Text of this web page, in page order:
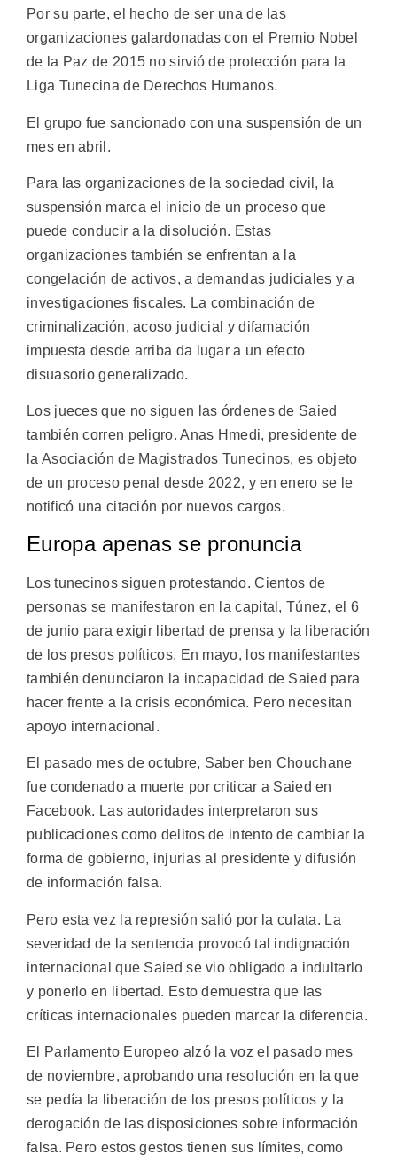
Por su parte, el hecho de ser una de las
organizaciones galardonadas con el Premio Nobel
de la Paz de 2015 no sirvió de protección para la
Liga Tunecina de Derechos Humanos.
El grupo fue sancionado con una suspensión de un
mes en abril.
Para las organizaciones de la sociedad civil, la
suspensión marca el inicio de un proceso que
puede conducir a la disolución. Estas
organizaciones también se enfrentan a la
congelación de activos, a demandas judiciales y a
investigaciones fiscales. La combinación de
criminalización, acoso judicial y difamación
impuesta desde arriba da lugar a un efecto
disuasorio generalizado.
Los jueces que no siguen las órdenes de Saied
también corren peligro. Anas Hmedi, presidente de
la Asociación de Magistrados Tunecinos, es objeto
de un proceso penal desde 2022, y en enero se le
notificó una citación por nuevos cargos.
Europa apenas se pronuncia
Los tunecinos siguen protestando. Cientos de
personas se manifestaron en la capital, Túnez, el 6
de junio para exigir libertad de prensa y la liberación
de los presos políticos. En mayo, los manifestantes
también denunciaron la incapacidad de Saied para
hacer frente a la crisis económica. Pero necesitan
apoyo internacional.
El pasado mes de octubre, Saber ben Chouchane
fue condenado a muerte por criticar a Saied en
Facebook. Las autoridades interpretaron sus
publicaciones como delitos de intento de cambiar la
forma de gobierno, injurias al presidente y difusión
de información falsa.
Pero esta vez la represión salió por la culata. La
severidad de la sentencia provocó tal indignación
internacional que Saied se vio obligado a indultarlo
y ponerlo en libertad. Esto demuestra que las
críticas internacionales pueden marcar la diferencia.
El Parlamento Europeo alzó la voz el pasado mes
de noviembre, aprobando una resolución en la que
se pedía la liberación de los presos políticos y la
derogación de las disposiciones sobre información
falsa. Pero estos gestos tienen sus límites, como